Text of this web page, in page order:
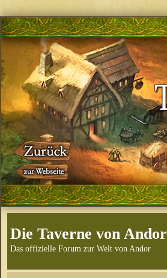
Die Taverne von Andor
Das offizielle Forum zur Welt von Andor